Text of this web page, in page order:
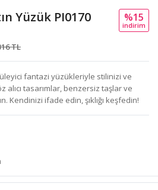
Yüzük PI0170
TL
%15
i̇ndi̇ri̇m
fantazi yüzükleriyle stilinizi ve
alıcı tasarımlar, benzersiz taşlar ve
Kendinizi ifade edin, şıklığı keşfedin!